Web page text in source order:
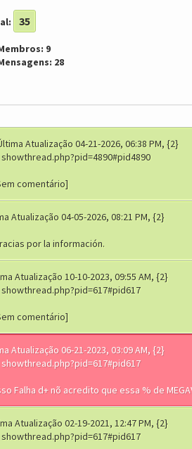
35
9
28
Atualização 04-21-2026, 06:38 PM, {2}
comentário]
Atualização 04-05-2026, 08:21 PM, {2}
por la información.
Atualização 10-10-2023, 09:55 AM, {2}
comentário]
Atualização 06-21-2023, 03:09 AM, {2}
Falha d+ nõ acredito que essa % de
Atualização 02-19-2021, 12:47 PM, {2}